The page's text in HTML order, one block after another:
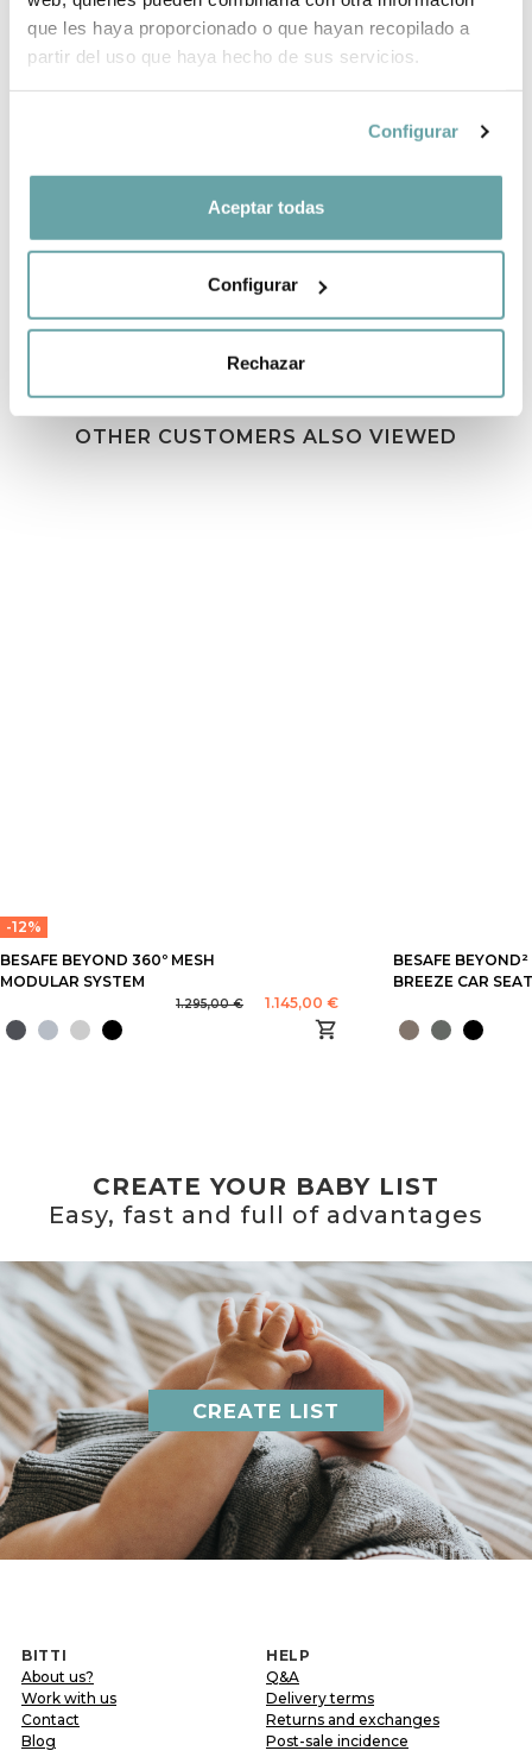
que les haya proporcionado o que hayan recopilado a
partir del uso que haya hecho de sus servicios.
Configurar
Aceptar todas
Configurar
Rechazar
OTHER CUSTOMERS ALSO VIEWED
-12%
BESAFE BEYOND 360º MESH
MODULAR SYSTEM
1.295,00 € 1.145,00 €
BESAFE
BREEZE CAR SEAT
CREATE YOUR BABY LIST
Easy, fast and full of advantages
CREATE LIST
BITTI
About us?
Work with us
Contact
Blog
HELP
Q&A
Delivery terms
Returns and exchanges
Post-sale incidence